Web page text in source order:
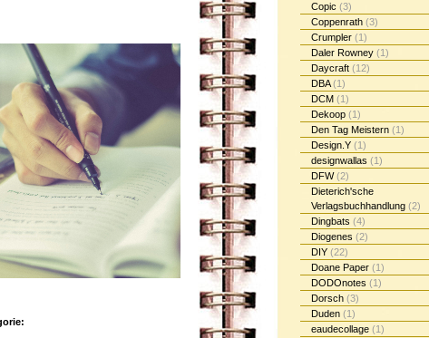
Copic (3)
Coppenrath (3)
Crumpler (1)
Daler Rowney (1)
Daycraft (12)
DBA(1)
DCM (1)
Dekoop (1)
Den Tag Meistern (1)
Design.Y (1)
designwallas (1)
DFW(2)
Dieterich'sche
Verlagsbuchhandlung (2)
Dingbats (4)
Diogenes (2)
DIY (22)
Doane Paper (1)
DODOnotes (1)
Dorsch (3)
Duden (1)
eaudecollage (1)